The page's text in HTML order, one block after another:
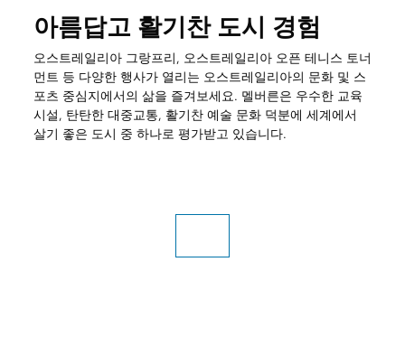
아름답고 활기찬 도시 경험
오스트레일리아 그랑프리, 오스트레일리아 오픈 테니스 토너
먼트 등 다양한 행사가 열리는 오스트레일리아의 문화 및 스
포츠 중심지에서의 삶을 즐겨보세요. 멜버른은 우수한 교육
시설, 탄탄한 대중교통, 활기찬 예술 문화 덕분에 세계에서
살기 좋은 도시 중 하나로 평가받고 있습니다.